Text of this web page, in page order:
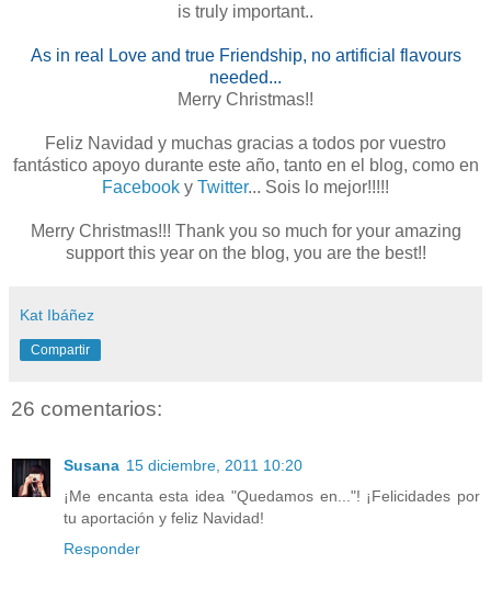
is truly important..
As in real Love and true Friendship, no artificial flavours
needed...
Merry Christmas!!
Feliz Navidad y muchas gracias a todos por vuestro
fantástico apoyo durante este año, tanto en el blog, como en
Facebook y Twitter... Sois lo mejor!!!!!
Merry Christmas!!! Thank you so much for your amazing
support this year on the blog, you are the best!!
Kat Ibáñez
Compartir
26 comentarios:
Susana 15 diciembre, 2011 10:20
¡Me encanta esta idea "Quedamos en..."! ¡Felicidades por
tu aportación y feliz Navidad!
Responder